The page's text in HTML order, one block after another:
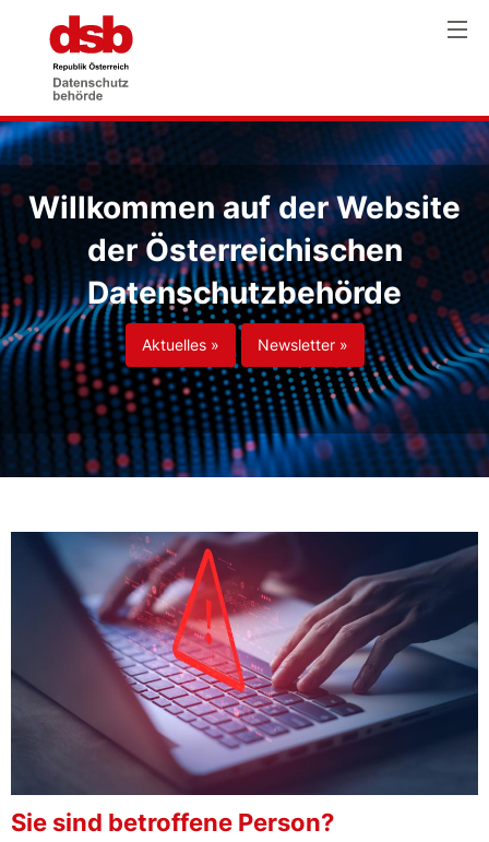
Willkommen auf der Website
der Österreichischen
Datenschutzbehörde
Aktuelles » Newsletter »
Sie sind betroffene Person?